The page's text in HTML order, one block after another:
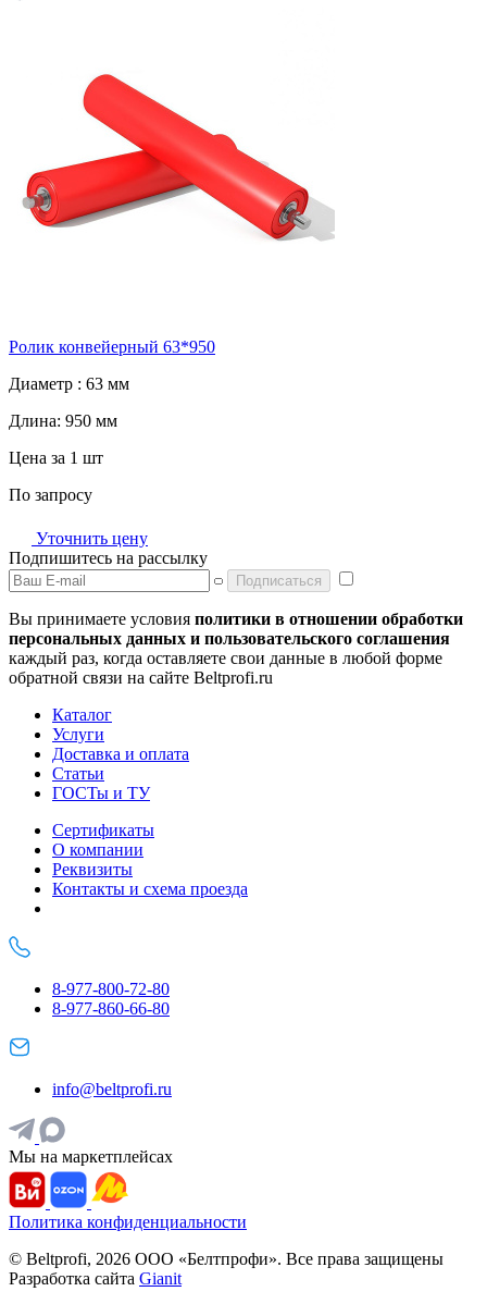
Ролик конвейерный 63*950
Диаметр : 63 мм
Длина: 950 мм
Цена за 1 шт
По запросу
Уточнить цену
Подпишитесь на рассылку
Подписаться
Вы принимаете условия политики в отношении обработки
персональных данных и пользовательского соглашения
каждый раз, когда оставляете свои данные в любой форме
обратной связи на сайте Beltprofi.ru
Каталог
Услуги
Доставка и оплата
Статьи
ГОСТы и ТУ
Сертификаты
О компании
Реквизиты
Контакты и схема проезда
8-977-800-72-80
8-977-860-66-80
info@beltprofi.ru
Мы на маркетплейсах
Политика конфиденциальности
© Beltprofi, 2026 ООО «Белтпрофи». Все права защищены
Разработка сайта Gianit